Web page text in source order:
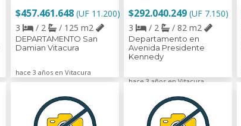
$457.461.648 (UF 11.200)
3
/ 2 / 125 m2
DEPARTAMENTO San
Damian Vitacura
hace 3 años en Vitacura
$292.040.249 (UF 7.150)
3
/ 2 / 82 m2
Departamento en
Avenida Presidente
Kennedy
hace 3 años en Vitacura